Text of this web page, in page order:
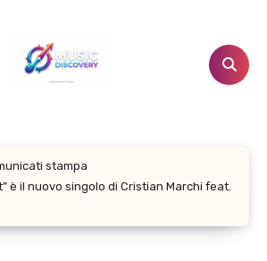
stampa
è il nuovo singolo di Cristian Marchi feat.